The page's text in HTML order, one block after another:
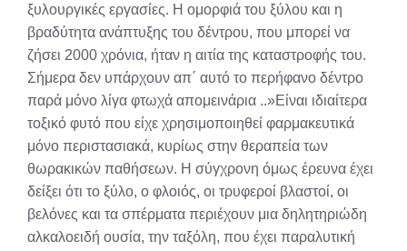
ξυλουργικές εργασίες. Η ομορφιά του ξύλου και η
βραδύτητα ανάπτυξης του δέντρου, που μπορεί να
ζήσει 2000 χρόνια, ήταν η αιτία της καταστροφής του.
Σήμερα δεν υπάρχουν απ΄ αυτό το περήφανο δέντρο
παρά μόνο λίγα φτωχά απομεινάρια ..»Είναι ιδιαίτερα
τοξικό φυτό που είχε χρησιμοποιηθεί φαρμακευτικά
μόνο περιστασιακά, κυρίως στην θεραπεία των
θωρακικών παθήσεων. Η σύγχρονη όμως έρευνα έχει
δείξει ότι το ξύλο, ο φλοιός, οι τρυφεροί βλαστοί, οι
βελόνες και τα σπέρματα περιέχουν μια δηλητηριώδη
αλκαλοειδή ουσία, την ταξόλη, που έχει παραλυτική